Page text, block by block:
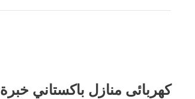
كهربائى منازل باكستاني خبرة